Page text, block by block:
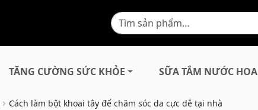
TĂNG CƯỜNG SỨC KHỎE SỮA TẮM NƯỚC HOA
Cách làm bột khoai tây để chăm sóc da cực dễ tại nhà